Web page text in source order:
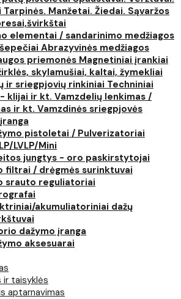
Tarpinės. Manžetai. Žiedai. Sąvaržos
elementai / sandarinimo medžiagos
Abrazyvinės medžiagos
priemonės Magnetiniai įrankiai
skylamušiai, kaltai, žymekliai
ir sriegpjovių rinkiniai Techniniai
klijai ir kt. Vamzdelių lenkimas /
ir kt. Vamzdinės sriegpjovės
pistoletai / Pulverizatoriai
LVLP/Mini
jungtys - oro paskirstytojai
filtrai / drėgmės surinktuvai
srauto reguliatoriai
akumuliatoriniai dažų
dažymo įranga
aksesuarai
ir taisyklės
aptarnavimas